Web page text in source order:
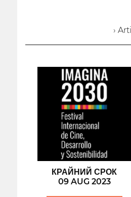
›
КРАЙНИЙ СРОК
09 AUG 2023